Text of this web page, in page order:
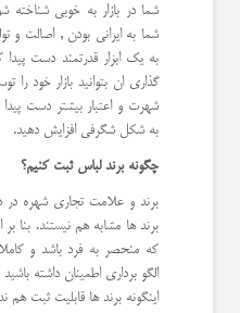
شما در بازار به خوبی شناخته
شما به ایرانی بودن , اصالت و
به یک ابزار قدرتمند دست پیدا
گذاری ان بتوانید بازار خود
شهرت و اعتبار بیشتر دست
به شکل شگرفی افزایش دهید.
چگونه برند لباس ثبت کنیم؟
برند و علامت تجاری شهره در
برند ها مشابه هم نیستند. بنا
که منحصر به فرد باشد و
الگو برداری اطمینان داشته
اینگونه برند ها قابلیت ثبت هم